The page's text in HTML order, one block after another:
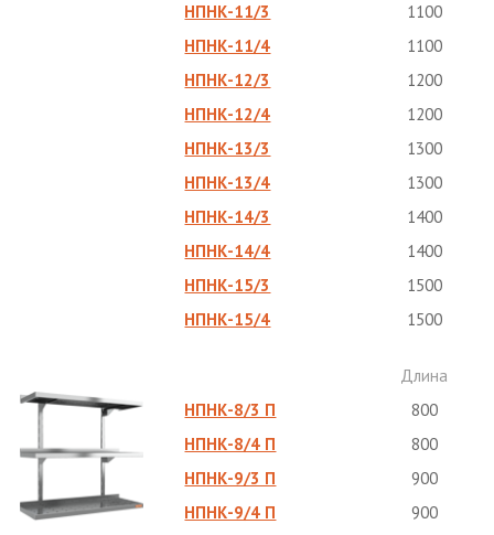
НПНК-11/3
1100
НПНК-11/4
1100
НПНК-12/3
1200
НПНК-12/4
1200
НПНК-13/3
1300
НПНК-13/4
1300
НПНК-14/3
1400
НПНК-14/4
1400
НПНК-15/3
1500
НПНК-15/4
1500
Длина
НПНК-8/3 П
800
НПНК-8/4 П
800
НПНК-9/3 П
900
НПНК-9/4 П
900